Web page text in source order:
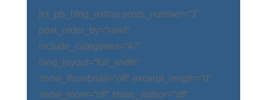
[et_pb_blog_extras posts_number=“3″
post_order_by=“rand“
include_categories=“47″
blog_layout=“full_width“
show_thumbnail=“off“ excerpt_length=“0″
show_more=“off“ show_author=“off“